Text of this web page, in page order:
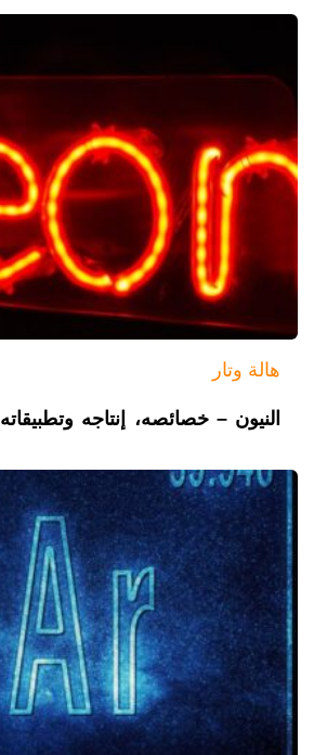
هالة وتار
النيون – خصائصه، إنتاجه وتطبيقاته